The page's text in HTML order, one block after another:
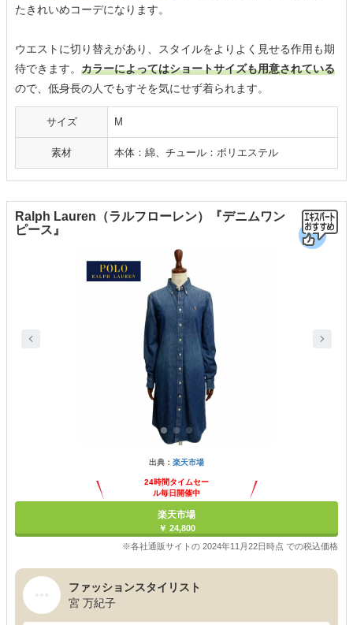
たきれいめコーデになります。
ウエストに切り替えがあり、スタイルをよりよく見せる作用も期
待できます。 カラーによってはショートサイズも用意されている
ので、低身長の人でもすそを気にせず着られます。
サイズ M
素材 本体：綿、チュール：ポリエステル
Ralph Lauren（ラルフローレン）『デニムワン
ピース』
出典： 楽天市場
24時間タイムセー
ル毎日開催中
楽天市場
￥ 24,800
※各社通販サイトの 2024年11月22日時点 での税込価格
ファッションスタイリスト
宮 万紀子